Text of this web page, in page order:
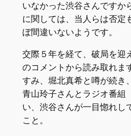
いなかった渋谷さんですか
に関しては、当人らは否定
ぼ間違いないようです。
交際５年を経て、破局を迎
のコメントから読み取れま
すみ、堀北真希と噂が続き
青山玲子さんとラジオ番組
い、渋谷さんが一目惚れし
こと。